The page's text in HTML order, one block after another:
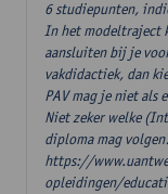
6 studiepunten,
In het modeltraject
aansluiten bij je
vakdidactiek, dan
PAV mag je niet als
Niet zeker welke
diploma mag
https://
opleidingen/